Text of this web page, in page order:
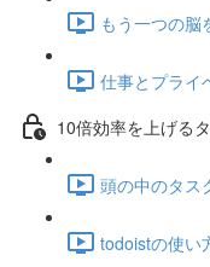
もう一つの脳
仕事とプライ
10倍効率を上げる
頭の中のタス
todoistの使い